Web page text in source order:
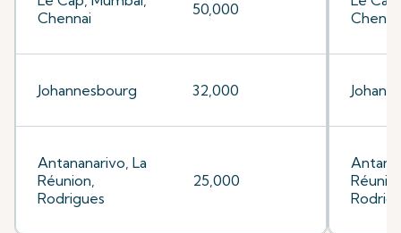
Chennai
50,000
Johannesbourg 32,000
Antananarivo, La
Réunion,
Rodrigues
25,000